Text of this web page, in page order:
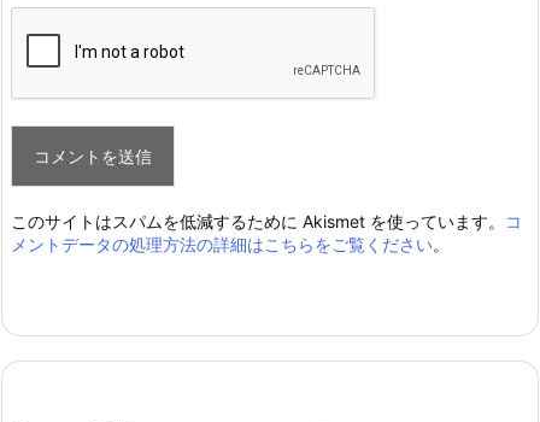
このサイトはスパムを低減するために Akismet を使っています。
コ
メントデータの処理方法の詳細はこちらをご覧ください。